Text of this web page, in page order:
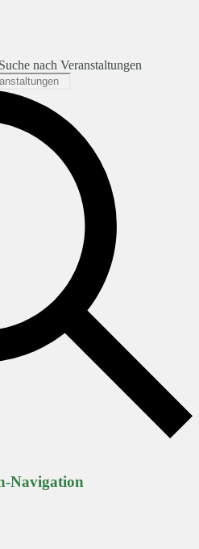
nach Veranstaltungen
Navigation